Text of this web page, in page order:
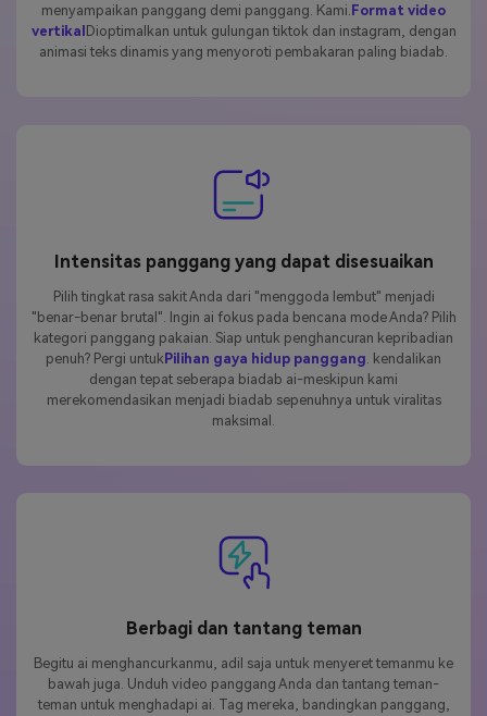
menyampaikan panggang demi panggang. Kami. Format video
vertikal Dioptimalkan untuk gulungan tiktok dan instagram, dengan
animasi teks dinamis yang menyoroti pembakaran paling biadab.
Intensitas panggang yang dapat disesuaikan
Pilih tingkat rasa sakit Anda dari "menggoda lembut" menjadi
"benar-benar brutal". Ingin ai fokus pada bencana mode Anda? Pilih
kategori panggang pakaian. Siap untuk penghancuran kepribadian
penuh? Pergi untukPilihan gaya hidup panggang . kendalikan
dengan tepat seberapa biadab ai-meskipun kami
merekomendasikan menjadi biadab sepenuhnya untuk viralitas
maksimal.
Berbagi dan tantang teman
Begitu ai menghancurkanmu, adil saja untuk menyeret temanmu ke
bawah juga. Unduh video panggang Anda dan tantang teman-
teman untuk menghadapi ai. Tag mereka, bandingkan panggang,